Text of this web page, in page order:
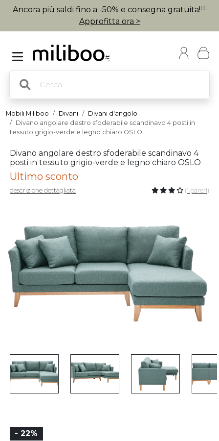
Ancora più saldi fino a -50% e consegna gratuita! (1)
Approfitta ora >
Mobili Miliboo Divani
Divani d'angolo
Divano angolare destro sfoderabile scandinavo 4 posti in
tessuto grigio-verde e legno chiaro OSLO
Divano angolare destro sfoderabile scandinavo 4
posti in tessuto grigio-verde e legno chiaro OSLO
Ultimo sconto
descrizione dettagliata (1 pareri)
- 22%